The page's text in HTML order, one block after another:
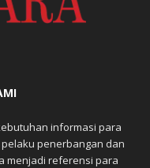
informasi para
penerbangan dan
menjadi referensi para